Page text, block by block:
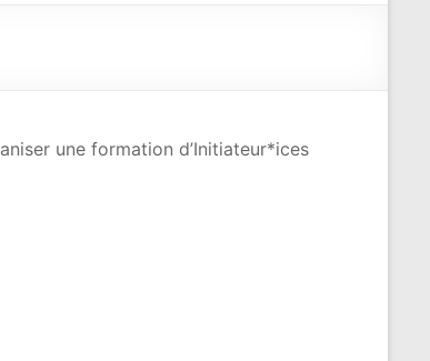
une formation d’Initiateur*ices